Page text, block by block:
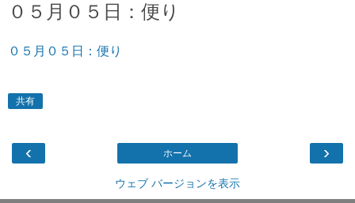
０５月０５日：便り
０５月０５日：便り
共有
‹ ›
ホーム
ウェブ バージョンを表示